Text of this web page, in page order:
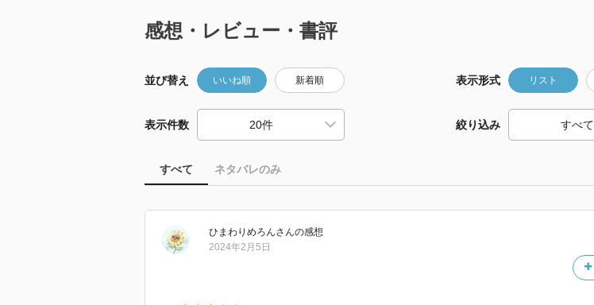
感想・レビュー・書評
並び替え いいね順 新着順 表示形式 リスト
表示件数 絞り込み
すべて ネタバレのみ
ひまわりめろんさんの感想
2024年2月5日